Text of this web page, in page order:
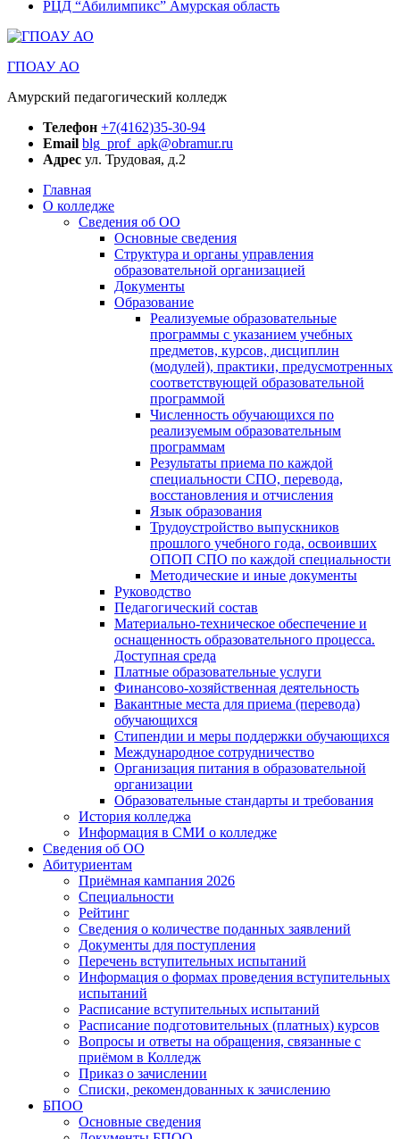
РЦД “Абилимпикс” Амурская область
ГПОАУ АО
Амурский педагогический колледж
Телефон +7(4162)35-30-94
Email blg_prof_apk@obramur.ru
Адрес ул. Трудовая, д.2
Главная
О колледже
Сведения об ОО
Основные сведения
Структура и органы управления
образовательной организацией
Документы
Образование
Реализуемые образовательные
программы с указанием учебных
предметов, курсов, дисциплин
(модулей), практики, предусмотренных
соответствующей образовательной
программой
Численность обучающихся по
реализуемым образовательным
программам
Результаты приема по каждой
специальности СПО, перевода,
восстановления и отчисления
Язык образования
Трудоустройство выпускников
прошлого учебного года, освоивших
ОПОП СПО по каждой специальности
Методические и иные документы
Руководство
Педагогический состав
Материально-техническое обеспечение и
оснащенность образовательного процесса.
Доступная среда
Платные образовательные услуги
Финансово-хозяйственная деятельность
Вакантные места для приема (перевода)
обучающихся
Стипендии и меры поддержки обучающихся
Международное сотрудничество
Организация питания в образовательной
организации
Образовательные стандарты и требования
История колледжа
Информация в СМИ о колледже
Сведения об ОО
Абитуриентам
Приёмная кампания 2026
Специальности
Рейтинг
Сведения о количестве поданных заявлений
Документы для поступления
Перечень вступительных испытаний
Информация о формах проведения вступительных
испытаний
Расписание вступительных испытаний
Расписание подготовительных (платных) курсов
Вопросы и ответы на обращения, связанные с
приёмом в Колледж
Приказ о зачислении
Списки, рекомендованных к зачислению
БПОО
Основные сведения